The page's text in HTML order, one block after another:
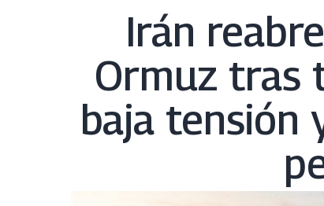
Irán
Ormuz tras
baja tensión